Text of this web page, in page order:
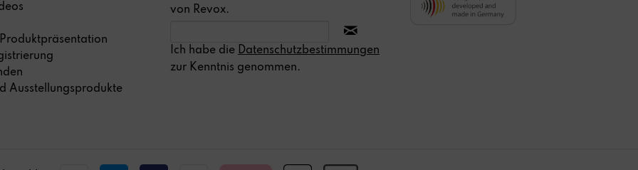
Ausstellungsprodukte
von Revox.
Ich habe die Datenschutzbestimmungen
zur Kenntnis genommen.